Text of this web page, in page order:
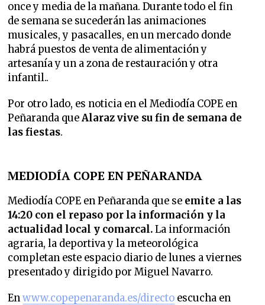
once y media de la mañana. Durante todo el fin
de semana se sucederán las animaciones
musicales, y pasacalles, en un mercado donde
habrá puestos de venta de alimentación y
artesanía y un a zona de restauración y otra
infantil..
Por otro lado, es noticia en el Mediodía COPE en
Peñaranda queAlaraz vive su fin de semana de
las fiestas.
MEDIODÍA COPE EN PEÑARANDA
Mediodía COPE en Peñaranda que se emite a las
14:20 con el repaso por la información y la
actualidad local y comarcal.La información
agraria, la deportiva y la meteorológica
completan este espacio diario de lunes a viernes
presentado y dirigido por Miguel Navarro.
Enwww.copepenaranda.es/directo escucha en